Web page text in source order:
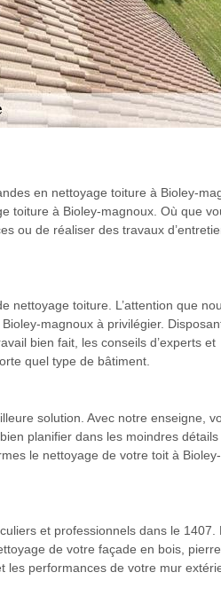
en nettoyage toiture à Bioley-
toiture à Bioley-magnoux. Où que
ou de réaliser des travaux
nettoyage toiture. L’attention que
magnoux à privilégier.
bien fait, les conseils d’experts et
quel type de bâtiment.
solution. Avec notre enseigne,
planifier dans les moindres détails
le nettoyage de votre toit à
et professionnels dans le 1407.
de votre façade en bois,
performances de votre mur